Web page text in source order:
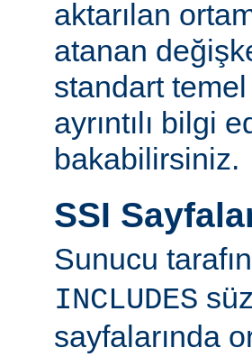
aktarılan
atanan
standart
ayrıntılı bilgi
bakabilirsiniz.
SSI
Sunucu
INCLUDES
sayfalarında